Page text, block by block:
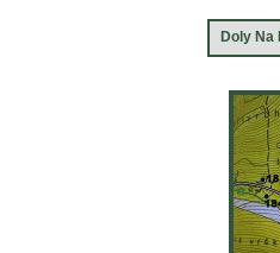
Doly Na